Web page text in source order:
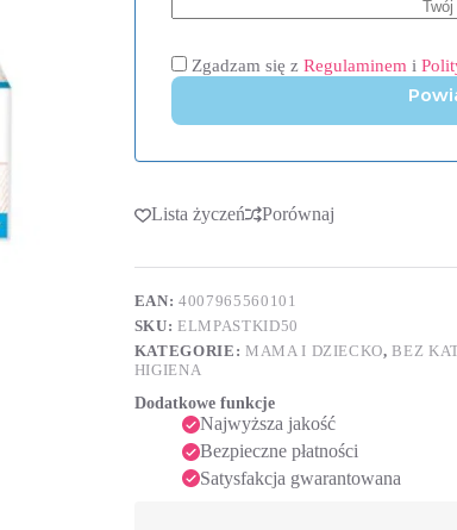
Zgadzam się z Regulaminem i
Lista życzeń Porównaj
EAN:4007965560101
SKU:ELMPASTKID50
KATEGORIE: MAMA I DZIECKO,BEZ
HIGIENA
Dodatkowe funkcje
Najwyższa jakość
Bezpieczne płatności
Satysfakcja gwarantowana